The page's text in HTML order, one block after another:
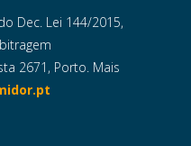
Dec. Lei 144/2015,
2671, Porto. Mais